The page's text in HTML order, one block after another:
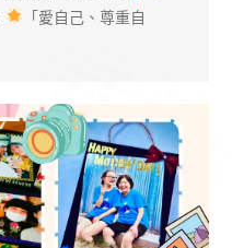
「愛自己、尊重自